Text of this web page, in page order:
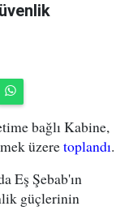
bağlı Kabine,
üzeretoplandı.
Eş Şebab'ın
güçlerinin